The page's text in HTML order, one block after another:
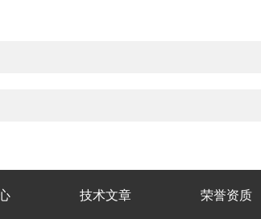
技术文章 荣誉资质